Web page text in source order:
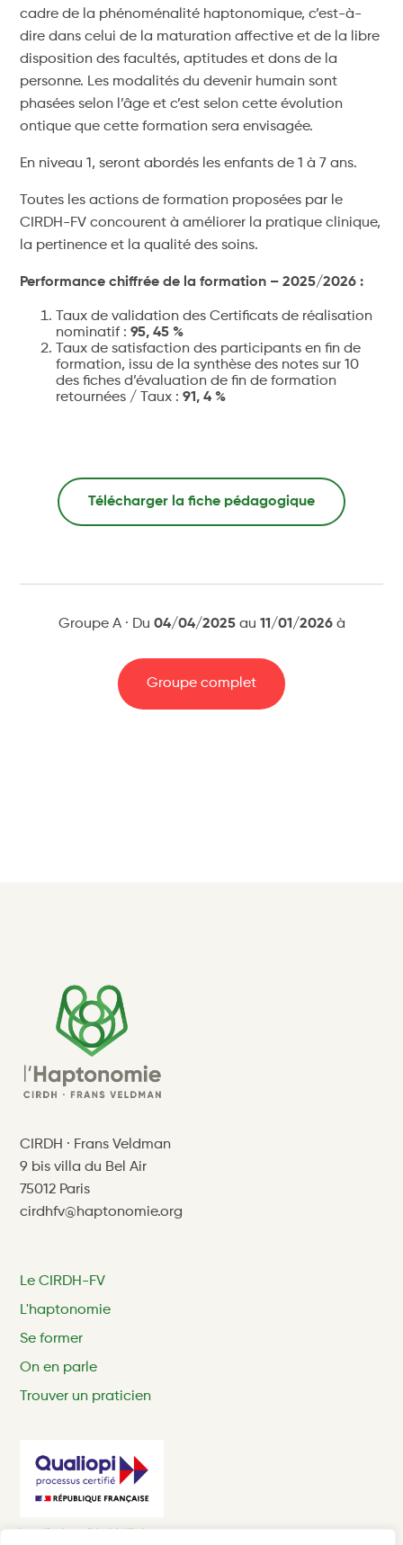
cadre de la phénoménalité haptonomique, c’est-à-
dire dans celui de la maturation affective et de la libre
disposition des facultés, aptitudes et dons de la
personne. Les modalités du devenir humain sont
phasées selon l’âge et c’est selon cette évolution
ontique que cette formation sera envisagée.
En niveau 1, seront abordés les enfants de 1 à 7 ans.
Toutes les actions de formation proposées par le
CIRDH-FV concourent à améliorer la pratique clinique,
la pertinence et la qualité des soins.
Performance chiffrée de la formation – 2025/2026 :
Taux de validation des Certificats de réalisation
nominatif :95, 45 %
Taux de satisfaction des participants en fin de
formation, issu de la synthèse des notes sur 10
des fiches d’évaluation de fin de formation
retournées / Taux : 91, 4 %
Télécharger la fiche pédagogique
Groupe A · Du 04/04/2025au 11/01/2026à
Groupe complet
CIRDH · Frans Veldman
9 bis villa du Bel Air
75012 Paris
cirdhfv@haptonomie.org
Le CIRDH-FV
L'haptonomie
Se former
On en parle
Trouver un praticien